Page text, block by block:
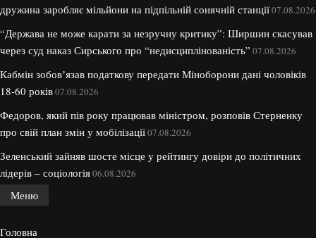
дружина заробляє мільйони на підпільній сонячній станції07.08.2026
“Держава не може карати за незручну критику”: Ширшин скасував
через суд наказ Сирського про “недисциплінованість” 07.08.2026
Кабмін зобовʼязав податкову передати Міноборони дані чоловіків
18-60 років07.08.2026
Федоров, який пів року працював міністром, розповів Стерненку
про свій план змін у мобілізації07.08.2026
Зеленський зайняв шосте місце у рейтингу довіри до політичних
лідерів – соціологія06.08.2026
Меню
Головна